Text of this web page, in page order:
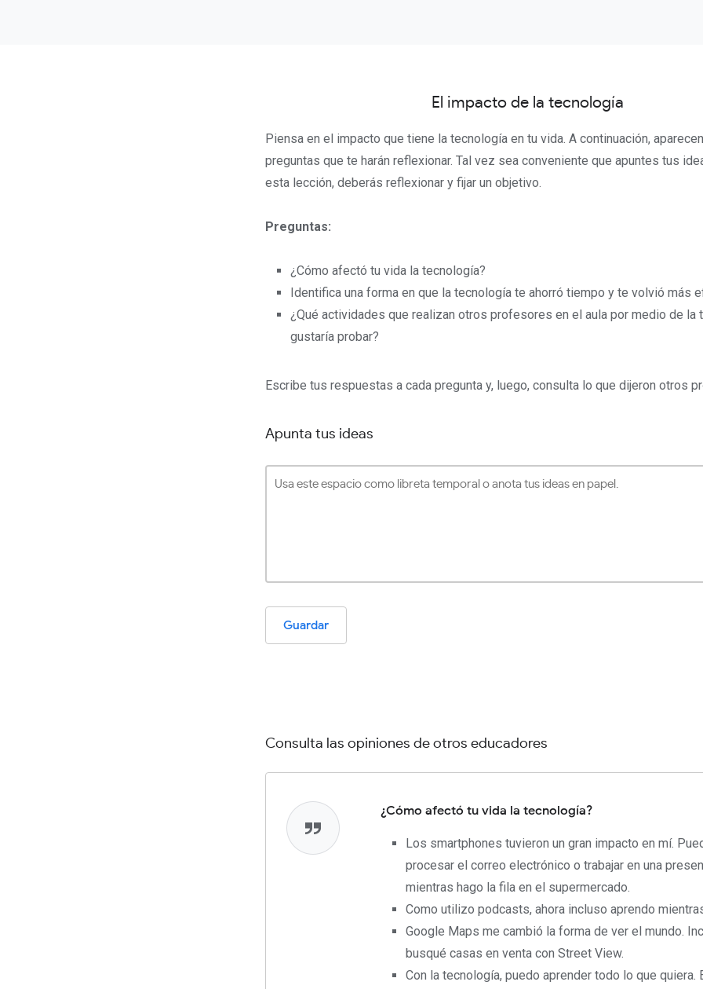
El impacto de la tecnología
Piensa en el impacto que tiene la tecnología en tu vida. A continuación,
preguntas que te harán reflexionar. Tal vez sea conveniente que apuntes tus
esta lección, deberás reflexionar y fijar un objetivo.
Preguntas:
¿Cómo afectó tu vida la tecnología?
Identifica una forma en que la tecnología te ahorró tiempo y te volvió más
¿Qué actividades que realizan otros profesores en el aula por medio de la
gustaría probar?
Escribe tus respuestas a cada pregunta y, luego, consulta lo que dijeron otros
Apunta tus ideas
Guardar
Consulta las opiniones de otros educadores
¿Cómo afectó tu vida la tecnología?
Los smartphones tuvieron un gran impacto en mí.
procesar el correo electrónico o trabajar en una
mientras hago la fila en el supermercado.
Como utilizo podcasts, ahora incluso aprendo
Google Maps me cambió la forma de ver el mundo.
busqué casas en venta con Street View.
Con la tecnología, puedo aprender todo lo que quiera.